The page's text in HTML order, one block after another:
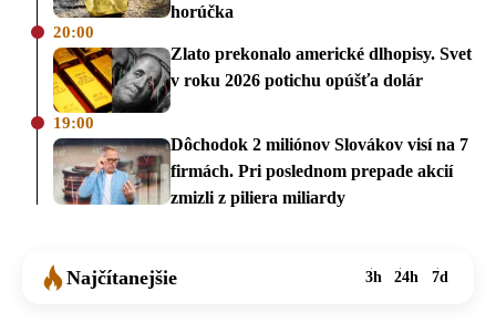
horúčka
20:00
Zlato prekonalo americké dlhopisy. Svet
v roku 2026 potichu opúšťa dolár
19:00
Dôchodok 2 miliónov Slovákov visí na 7
firmách. Pri poslednom prepade akcií
zmizli z piliera miliardy
Najčítanejšie 3h 24h 7d